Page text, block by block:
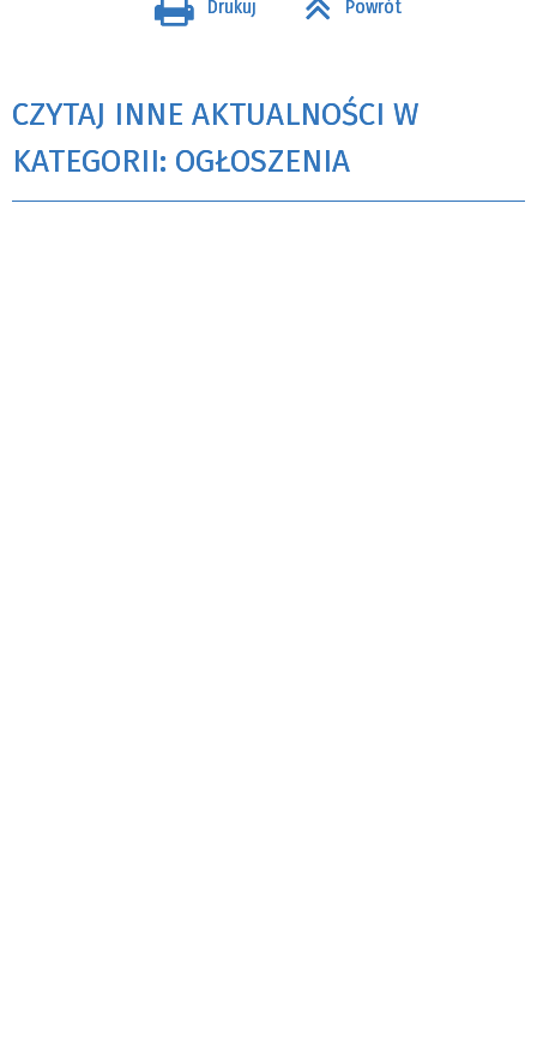
Drukuj Powrót
CZYTAJ INNE AKTUALNOŚCI W
KATEGORII: OGŁOSZENIA